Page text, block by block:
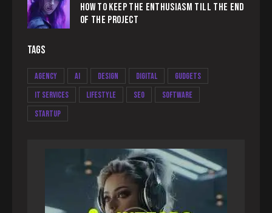
HOW TO KEEP THE ENTHUSIASM TILL THE END
OF THE PROJECT
TAGS
Agency AI Design Digital
Gudgets
IT services
Lifestyle Seo
Software
Startup